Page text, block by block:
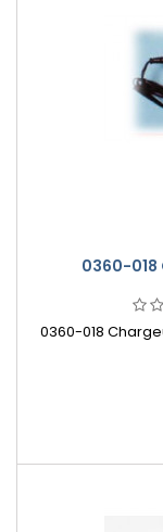
0360-018
0360-018